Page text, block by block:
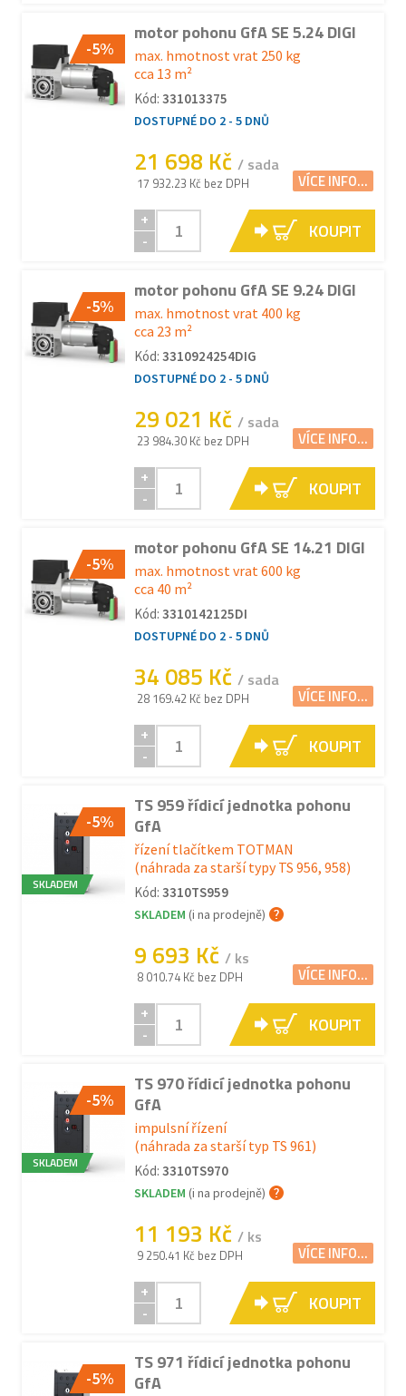
-5%
motor pohonu GfA SE 5.24 DIGI
max. hmotnost vrat 250 kg
cca 13 m²
Kód: 331013375
DOSTUPNÉ DO 2 - 5 DNŮ
21 698 Kč / sada
17 932.23 Kč bez DPH VÍCE INFO...
+
-
KOUPIT
-5%
motor pohonu GfA SE 9.24 DIGI
max. hmotnost vrat 400 kg
cca 23 m²
Kód: 3310924254DIG
DOSTUPNÉ DO 2 - 5 DNŮ
29 021 Kč / sada
23 984.30 Kč bez DPH VÍCE INFO...
+
-
KOUPIT
-5%
motor pohonu GfA SE 14.21 DIGI
max. hmotnost vrat 600 kg
cca 40 m²
Kód: 3310142125DI
DOSTUPNÉ DO 2 - 5 DNŮ
34 085 Kč / sada
28 169.42 Kč bez DPH VÍCE INFO...
+
-
KOUPIT
-5%
SKLADEM
TS 959 řídicí jednotka pohonu
GfA
řízení tlačítkem TOTMAN
(náhrada za starší typy TS 956, 958)
Kód: 3310TS959
SKLADEM (i na prodejně)
9 693 Kč / ks
8 010.74 Kč bez DPH VÍCE INFO...
+
-
KOUPIT
-5%
SKLADEM
TS 970 řídicí jednotka pohonu
GfA
impulsní řízení
(náhrada za starší typ TS 961)
Kód: 3310TS970
SKLADEM (i na prodejně)
11 193 Kč / ks
9 250.41 Kč bez DPH VÍCE INFO...
+
-
KOUPIT
-5%
TS 971 řídicí jednotka pohonu
GfA